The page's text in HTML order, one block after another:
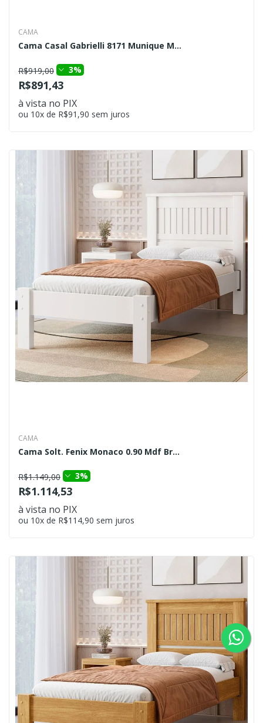
CAMA
Cama Casal Gabrielli 8171 Munique M...
R$919,00 3%
R$891,43
à vista no PIX
ou 10x de R$91,90 sem juros
CAMA
Cama Solt. Fenix Monaco 0.90 Mdf Br...
R$1.149,00 3%
R$1.114,53
à vista no PIX
ou 10x de R$114,90 sem juros